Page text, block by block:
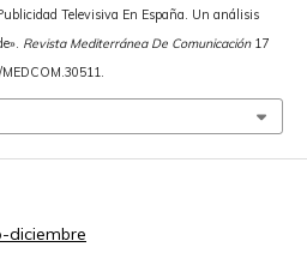
Televisiva En España. Un análisis
Revista Mediterránea De Comunicación17
diciembre